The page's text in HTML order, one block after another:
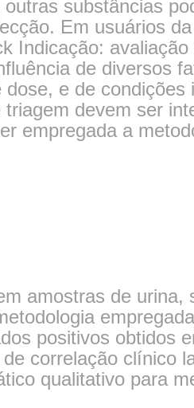
substâncias
Em usuários
Indicação:
de diversos
e de
devem ser
empregada a
amostras de
positivos obtidos
correlação clínico
qualitativo para